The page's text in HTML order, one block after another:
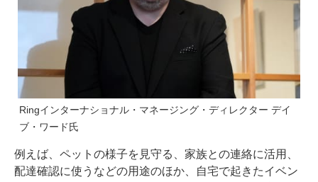
Ringインターナショナル・マネージング・ディレクター デイ
ブ・ワード氏
例えば、ペットの様子を見守る、家族との連絡に活用、
配達確認に使うなどの用途のほか、自宅で起きたイベン